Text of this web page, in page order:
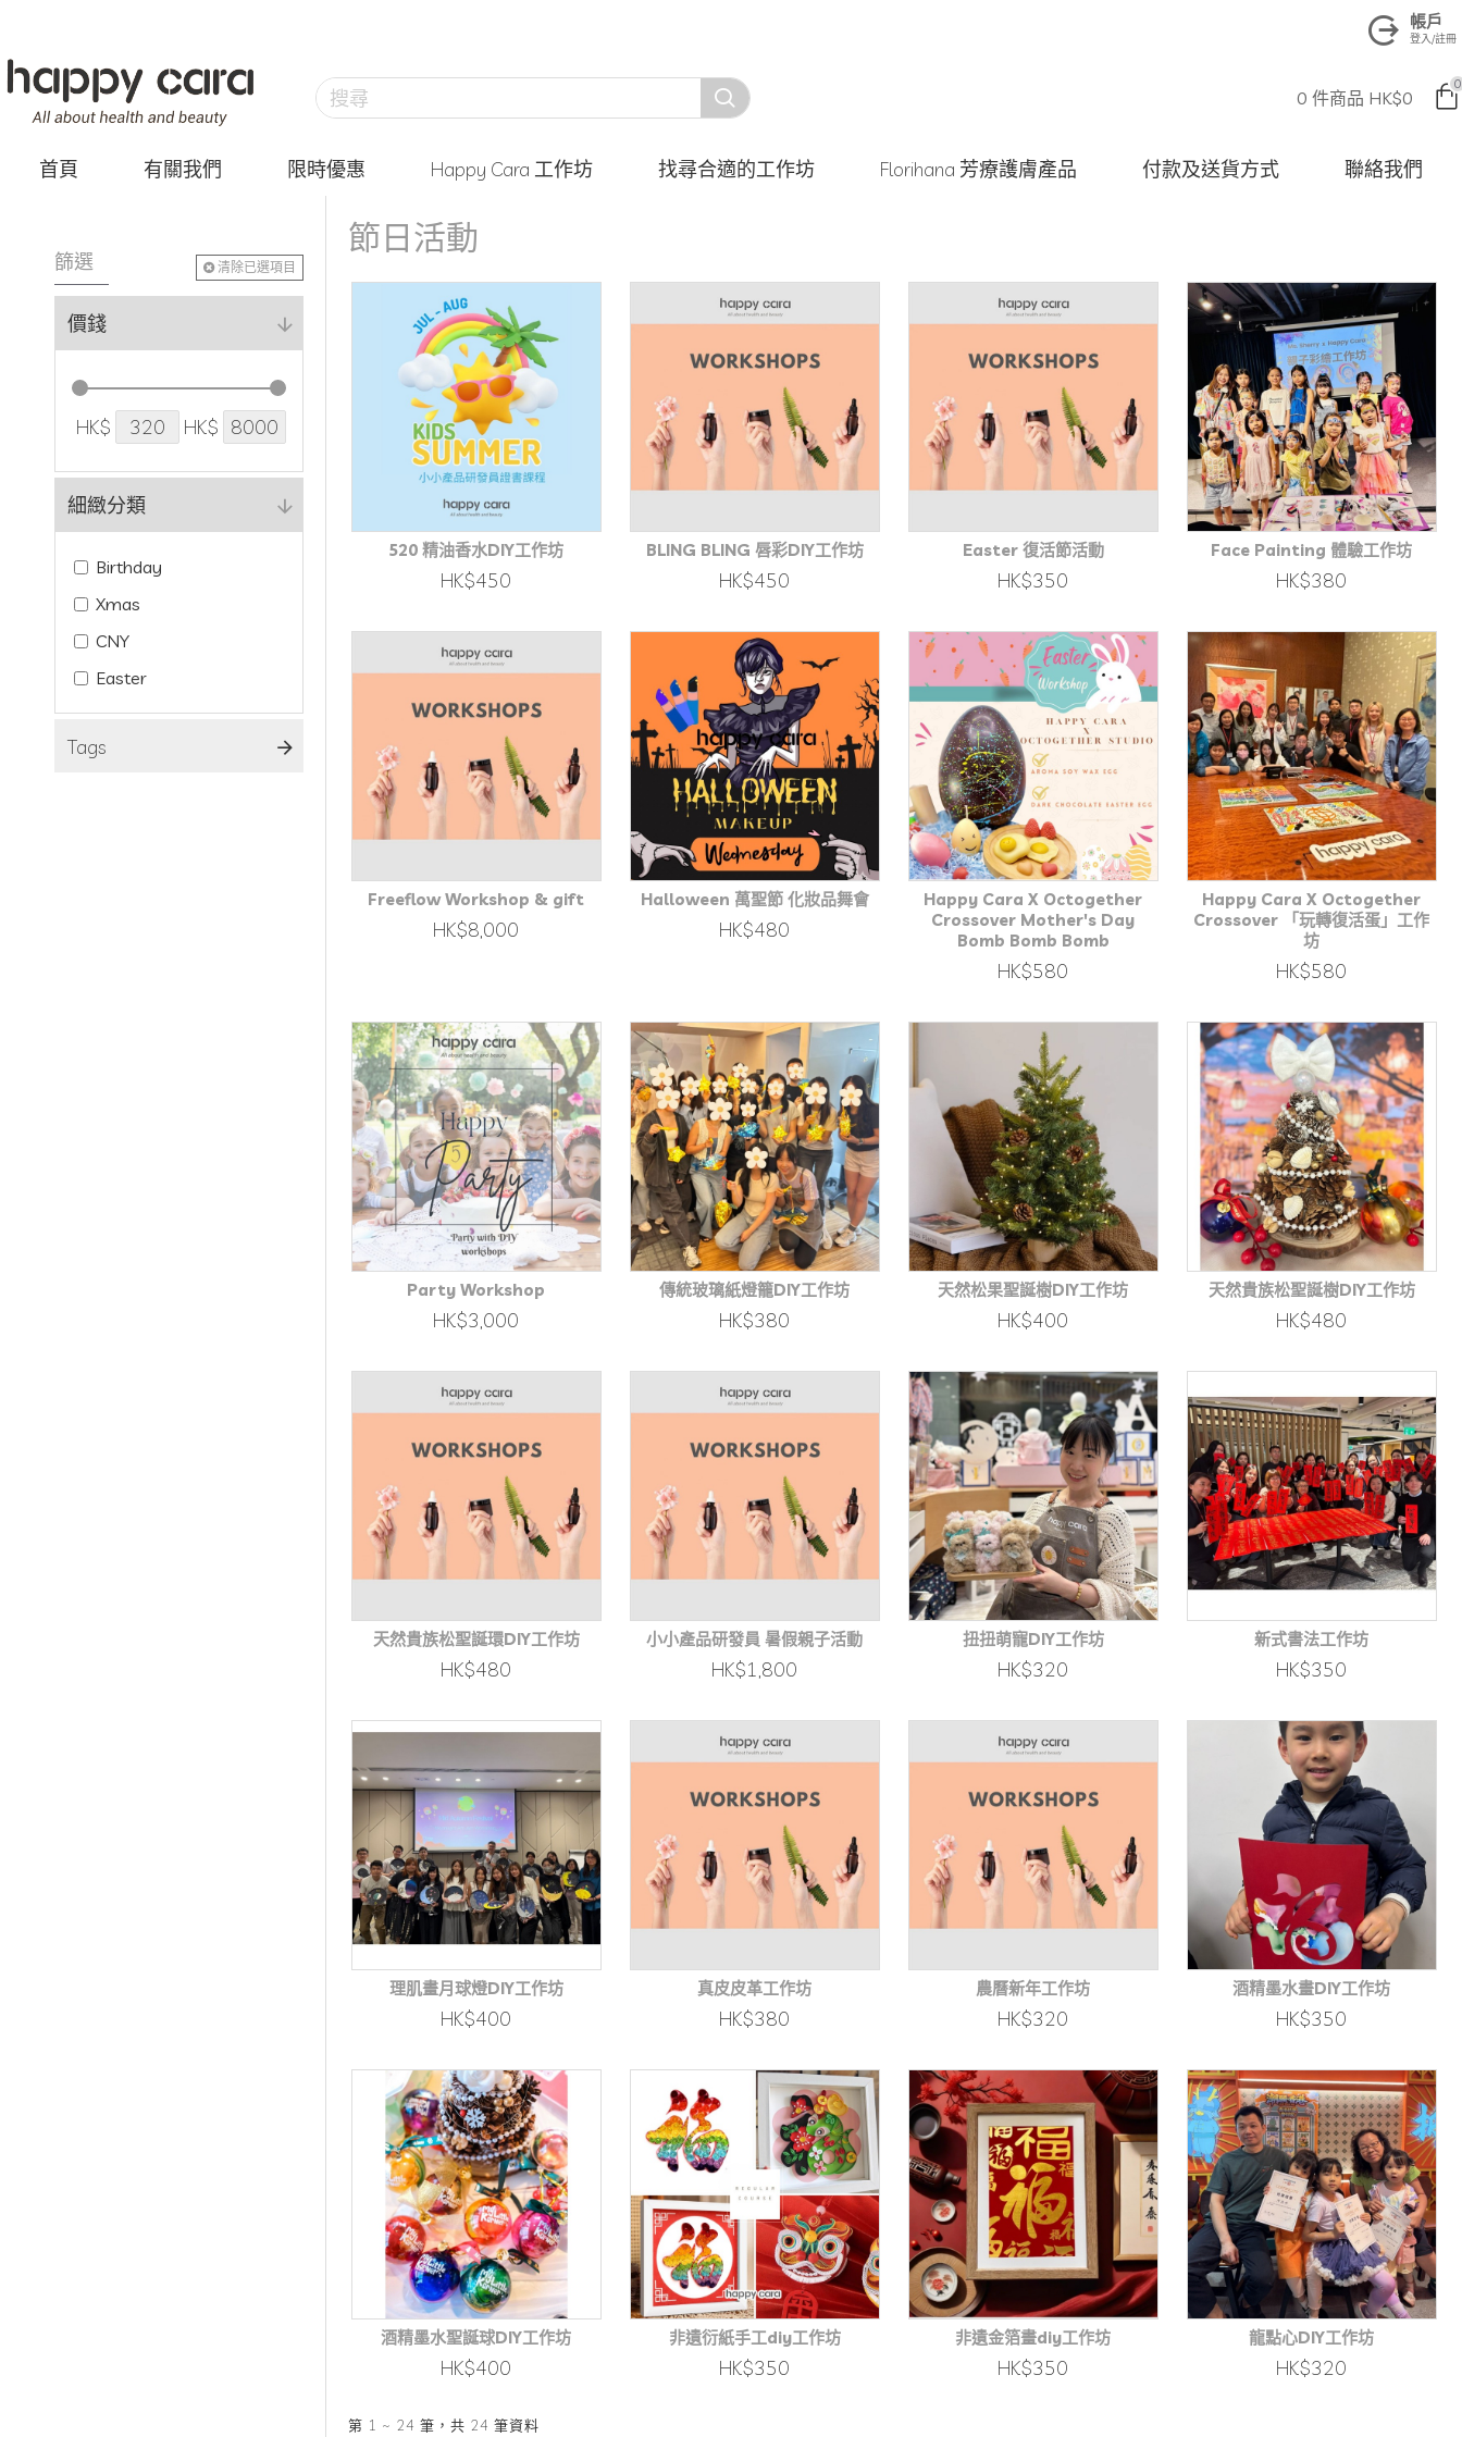
帳戶
登入/註冊
0 件商品 HK$0
0
首頁 有關我們 限時優惠 Happy Cara 工作坊 找尋合適的工作坊 Florihana 芳療護膚產品 付款及送貨方式 聯絡我們
篩選 清除已選項目
價錢
HK$ HK$
細緻分類
Birthday
Xmas
CNY
Easter
Tags
節日活動
520 精油香水DIY工作坊
HK$450
BLING BLING 唇彩DIY工作坊
HK$450
Easter 復活節活動
HK$350
Face Painting 體驗工作坊
HK$380
Freeflow Workshop & gift
HK$8,000
Halloween 萬聖節 化妝品舞會
HK$480
Happy Cara X Octogether
Crossover Mother's Day
Bomb Bomb Bomb
HK$580
Happy Cara X Octogether
Crossover 「玩轉復活蛋」工作
坊
HK$580
Party Workshop
HK$3,000
傳統玻璃紙燈籠DIY工作坊
HK$380
天然松果聖誕樹DIY工作坊
HK$400
天然貴族松聖誕樹DIY工作坊
HK$480
天然貴族松聖誕環DIY工作坊
HK$480
小小產品研發員 暑假親子活動
HK$1,800
扭扭萌寵DIY工作坊
HK$320
新式書法工作坊
HK$350
理肌畫月球燈DIY工作坊
HK$400
真皮皮革工作坊
HK$380
農曆新年工作坊
HK$320
酒精墨水畫DIY工作坊
HK$350
酒精墨水聖誕球DIY工作坊
HK$400
非遺衍紙手工diy工作坊
HK$350
非遺金箔畫diy工作坊
HK$350
龍點心DIY工作坊
HK$320
第 1 ~ 24 筆，共 24 筆資料